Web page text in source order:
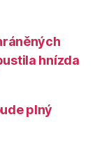
hnízda
plný